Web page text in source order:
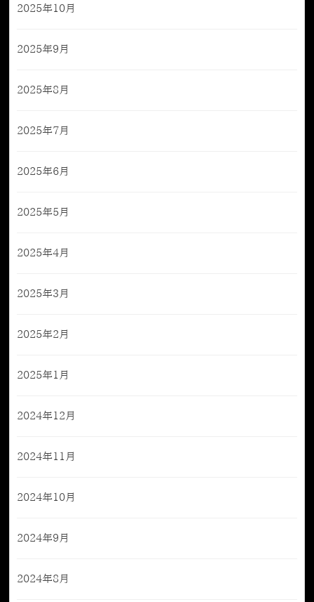
2025年10月
2025年9月
2025年8月
2025年7月
2025年6月
2025年5月
2025年4月
2025年3月
2025年2月
2025年1月
2024年12月
2024年11月
2024年10月
2024年9月
2024年8月